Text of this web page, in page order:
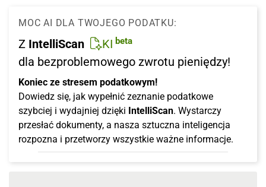
MOC AI DLA TWOJEGO PODATKU:
Z IntelliScan KI beta
dla bezproblemowego zwrotu pieniędzy!
Koniec ze stresem podatkowym!
Dowiedz się, jak wypełnić zeznanie podatkowe
szybciej i wydajniej dzięki IntelliScan. Wystarczy
przesłać dokumenty, a nasza sztuczna inteligencja
rozpozna i przetworzy wszystkie ważne informacje.